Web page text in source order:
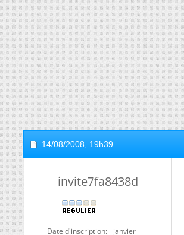
14/08/2008, 19h39
invite7fa8438d
Date d'inscription
janvier